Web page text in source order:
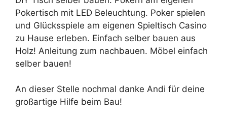
Pokertisch mit LED Beleuchtung. Poker spielen
und Glücksspiele am eigenen Spieltisch Casino
zu Hause erleben. Einfach selber bauen aus
Holz! Anleitung zum nachbauen. Möbel einfach
selber bauen!
An dieser Stelle nochmal danke Andi für deine
großartige Hilfe beim Bau!